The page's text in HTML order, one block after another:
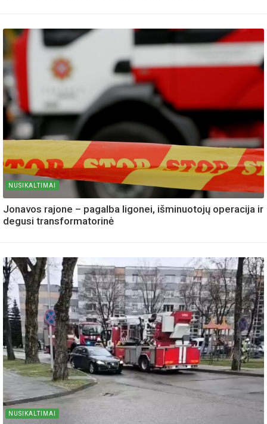
NUSIKALTIMAI
Jonavos rajone – pagalba ligonei, išminuotojų operacija ir
degusi transformatorinė
NUSIKALTIMAI